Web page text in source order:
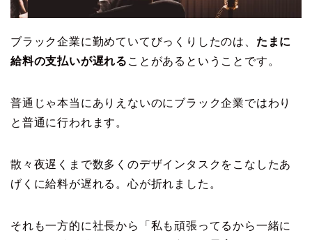
ブラック企業に勤めていてびっくりしたのは、 たまに
給料の支払いが遅れる ことがあるということです。
普通じゃ本当にありえないのにブラック企業ではわり
と普通に行われます。
散々夜遅くまで数多くのデザインタスクをこなしたあ
げくに給料が遅れる。心が折れました。
それも一方的に社長から「私も頑張ってるから一緒に